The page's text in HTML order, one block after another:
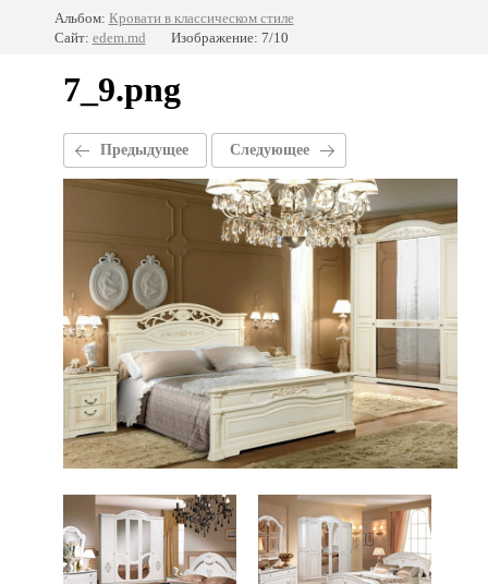
Альбом: Кровати в классическом стиле
Сайт: edem.md Изображение: 7/10
7_9.png
Предыдущее Следующее